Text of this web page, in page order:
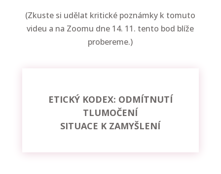
(Zkuste si udělat kritické poznámky k tomuto
videu a na Zoomu dne 14. 11. tento bod blíže
probereme.)
ETICKÝ KODEX: ODMÍTNUTÍ
TLUMOČENÍ
SITUACE K ZAMYŠLENÍ